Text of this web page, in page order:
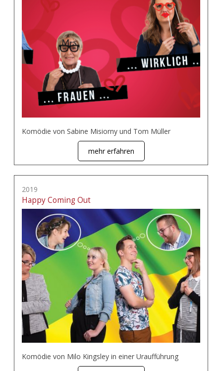
Komödie von Sabine Misiorny und Tom Müller
mehr erfahren
2019
Happy Coming Out
Komödie von Milo Kingsley in einer Uraufführung